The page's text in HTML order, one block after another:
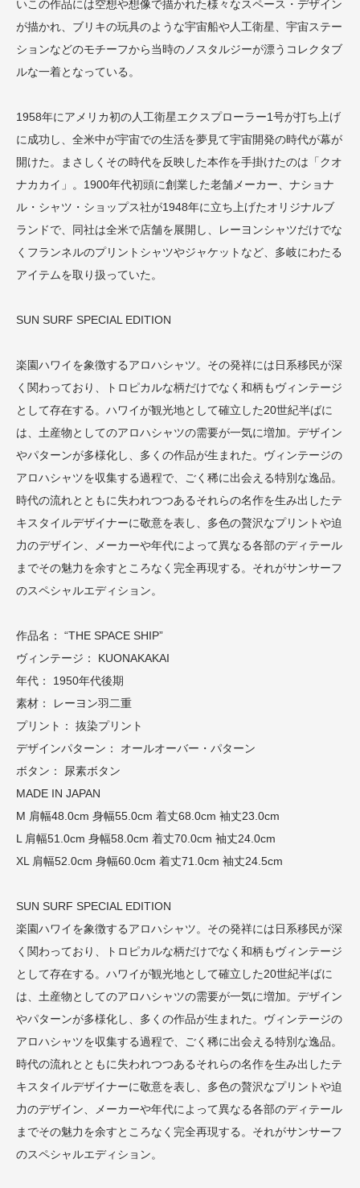
いこの作品には空想や想像で描かれた様々なスペース・デザイン
が描かれ、ブリキの玩具のような宇宙船や人工衛星、宇宙ステー
ションなどのモチーフから当時のノスタルジーが漂うコレクタブ
ルな一着となっている。
1958年にアメリカ初の人工衛星エクスプローラー1号が打ち上げ
に成功し、全米中が宇宙での生活を夢見て宇宙開発の時代が幕が
開けた。まさしくその時代を反映した本作を手掛けたのは「クオ
ナカカイ」。1900年代初頭に創業した老舗メーカー、ナショナ
ル・シャツ・ショップス社が1948年に立ち上げたオリジナルブ
ランドで、同社は全米で店舗を展開し、レーヨンシャツだけでな
くフランネルのプリントシャツやジャケットなど、多岐にわたる
アイテムを取り扱っていた。
SUN SURF SPECIAL EDITION
楽園ハワイを象徴するアロハシャツ。その発祥には日系移民が深
く関わっており、トロピカルな柄だけでなく和柄もヴィンテージ
として存在する。ハワイが観光地として確立した20世紀半ばに
は、土産物としてのアロハシャツの需要が一気に増加。デザイン
やパターンが多様化し、多くの作品が生まれた。ヴィンテージの
アロハシャツを収集する過程で、ごく稀に出会える特別な逸品。
時代の流れとともに失われつつあるそれらの名作を生み出したテ
キスタイルデザイナーに敬意を表し、多色の贅沢なプリントや迫
力のデザイン、メーカーや年代によって異なる各部のディテール
までその魅力を余すところなく完全再現する。それがサンサーフ
のスペシャルエディション。
作品名： “THE SPACE SHIP”
ヴィンテージ： KUONAKAKAI
年代： 1950年代後期
素材： レーヨン羽二重
プリント： 抜染プリント
デザインパターン： オールオーバー・パターン
ボタン： 尿素ボタン
MADE IN JAPAN
M 肩幅48.0cm 身幅55.0cm 着丈68.0cm 袖丈23.0cm
L 肩幅51.0cm 身幅58.0cm 着丈70.0cm 袖丈24.0cm
XL 肩幅52.0cm 身幅60.0cm 着丈71.0cm 袖丈24.5cm
SUN SURF SPECIAL EDITION
楽園ハワイを象徴するアロハシャツ。その発祥には日系移民が深
く関わっており、トロピカルな柄だけでなく和柄もヴィンテージ
として存在する。ハワイが観光地として確立した20世紀半ばに
は、土産物としてのアロハシャツの需要が一気に増加。デザイン
やパターンが多様化し、多くの作品が生まれた。ヴィンテージの
アロハシャツを収集する過程で、ごく稀に出会える特別な逸品。
時代の流れとともに失われつつあるそれらの名作を生み出したテ
キスタイルデザイナーに敬意を表し、多色の贅沢なプリントや迫
力のデザイン、メーカーや年代によって異なる各部のディテール
までその魅力を余すところなく完全再現する。それがサンサーフ
のスペシャルエディション。